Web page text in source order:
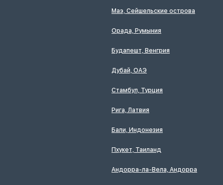
Маэ, Сейшельские острова
Орада, Румыния
Будапешт, Венгрия
Дубай, ОАЭ
Стамбул, Турция
Рига, Латвия
Бали, Индонезия
Пхукет, Таиланд
Андорра-ла-Вела, Андорра